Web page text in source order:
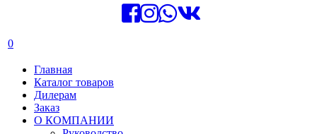
0
Главная
Каталог товаров
Дилерам
Заказ
О КОМПАНИИ